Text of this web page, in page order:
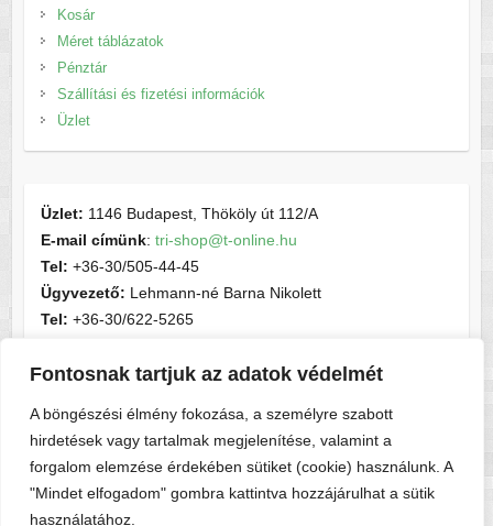
Fontosnak tartjuk az adatok védelmét
A böngészési élmény fokozása, a személyre szabott
hirdetések vagy tartalmak megjelenítése, valamint a
forgalom elemzése érdekében sütiket (cookie) használunk. A
"Mindet elfogadom" gombra kattintva hozzájárulhat a sütik
használatához.
Kosár
Méret táblázatok
Pénztár
Szállítási és fizetési információk
Üzlet
Üzlet: 1146 Budapest, Thököly út 112/A
E-mail címünk: tri-shop@t-online.hu
Tel: +36-30/505-44-45
Ügyvezető: Lehmann-né Barna Nikolett
Tel: +36-30/622-5265
Cégjegyzékszám:cg05-06-015156